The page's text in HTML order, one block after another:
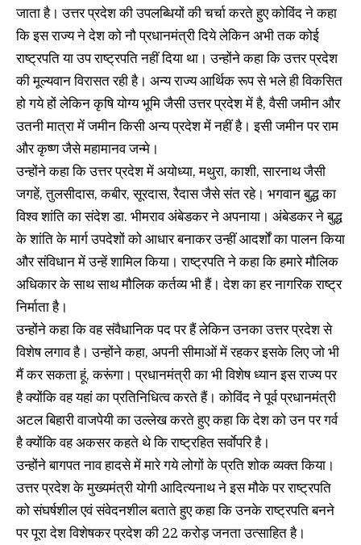
जाता है। उत्तर प्रदेश की उपलब्धियों की चर्चा करते हुए कोविंद ने कहा
कि इस राज्य ने देश को नौ प्रधानमंत्री दिये लेकिन अभी तक कोई
राष्ट्रपति या उप राष्ट्रपति नहीं दिया था। उन्होंने कहा कि उत्तर प्रदेश
की मूल्यवान विरासत रही है। अन्य राज्य आर्थिक रूप से भले ही विकसित
हो गये हों लेकिन कृषि योग्य भूमि जैसी उत्तर प्रदेश में है, वैसी जमीन और
उतनी मात्रा में जमीन किसी अन्य प्रदेश में नहीं है। इसी जमीन पर राम
और कृष्ण जैसे महामानव जन्मे।
उन्होंने कहा कि उत्तर प्रदेश में अयोध्या, मथुरा, काशी, सारनाथ जैसी
जगहें, तुलसीदास, कबीर, सूरदास, रैदास जैसे संत रहे। भगवान बुद्ध का
विश्व शांति का संदेश डा. भीमराव अंबेडकर ने अपनाया। अंबेडकर ने बुद्ध
के शांति के मार्ग उपदेशों को आधार बनाकर उन्हीं आदर्शों का पालन किया
और संविधान में उन्हें शामिल किया। राष्ट्रपति ने कहा कि हमारे मौलिक
अधिकार के साथ साथ मौलिक कर्तव्य भी हैं। देश का हर नागरिक राष्ट्र
निर्माता है।
उन्होंने कहा कि वह संवैधानिक पद पर हैं लेकिन उनका उत्तर प्रदेश से
विशेष लगाव है। उन्होंने कहा, अपनी सीमाओं में रहकर इसके लिए जो भी
मैं कर सकता हूं, करूंगा। प्रधानमंत्री का भी विशेष ध्यान इस राज्य पर
है क्योंकि वह यहां का प्रतिनिधित्व करते हैं। कोविंद ने पूर्व प्रधानमंत्री
अटल बिहारी वाजपेयी का उल्लेख करते हुए कहा कि देश को उन पर गर्व
है क्योंकि वह अकसर कहते थे कि राष्ट्रहित सर्वाेपरि है।
उन्होंने बागपत नाव हादसे में मारे गये लोगों के प्रति शोक व्यक्त किया।
उत्तर प्रदेश के मुख्यमंत्री योगी आदित्यनाथ ने इस मौके पर राष्ट्रपति
को संघर्षशील एवं संवेदनशील बताते हुए कहा कि उनके राष्ट्रपति बनने
पर पूरा देश विशेषकर प्रदेश की 22 करोड़ जनता उत्साहित है।